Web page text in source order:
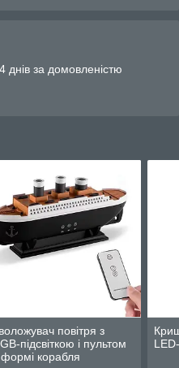
за домовленістю
повітря з
підсвіткою і пультом
корабля